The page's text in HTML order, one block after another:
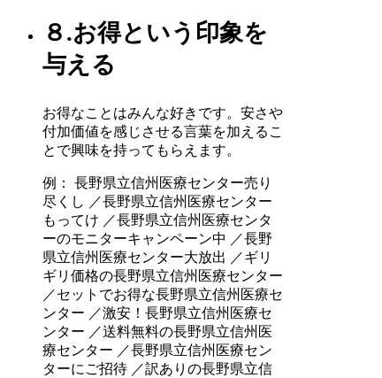
８.お得という印象を
与える
お得なことはみんな好きです。安さや
付加価値を感じさせる言葉を加えるこ
とで興味を持ってもらえます。
例： 長野県立信州医療センター売り
尽くし ／長野県立信州医療センター
もってけ ／長野県立信州医療センタ
ーのモニターキャンペーン中 ／長野
県立信州医療センター大放出 ／ギリ
ギリ価格の長野県立信州医療センター
／セットでお得な長野県立信州医療セ
ンター ／激安！長野県立信州医療セ
ンター ／送料無料の長野県立信州医
療センター ／長野県立信州医療セン
ターにご招待 ／訳ありの長野県立信